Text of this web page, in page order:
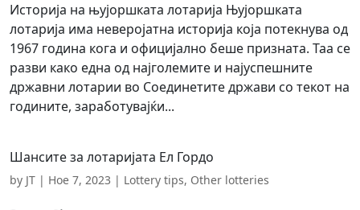
Историја на њујоршката лотарија Њујоршката
лотарија има неверојатна историја која потекнува од
1967 година кога и официјално беше призната. Таа се
разви како една од најголемите и најуспешните
државни лотарии во Соединетите држави со текот на
годините, заработувајќи...
Шансите за лотаријата Ел Гордо
by JT | Ное 7, 2023 | Lottery tips, Other lotteries